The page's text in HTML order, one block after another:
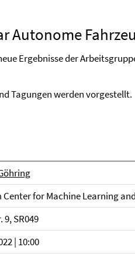
Autonome
Ergebnisse der
Tagungen werden vorgestellt.
Center for Machine Learning
9, SR049
| 10:00